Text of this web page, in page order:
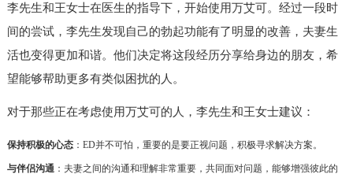
李先生和王女士在医生的指导下，开始使用万艾可。经过一段时
间的尝试，李先生发现自己的勃起功能有了明显的改善，夫妻生
活也变得更加和谐。他们决定将这段经历分享给身边的朋友，希
望能够帮助更多有类似困扰的人。
对于那些正在考虑使用万艾可的人，李先生和王女士建议：
保持积极的心态：ED并不可怕，重要的是要正视问题，积极寻求解决方案。
与伴侣沟通：夫妻之间的沟通和理解非常重要，共同面对问题，能够增强彼此的